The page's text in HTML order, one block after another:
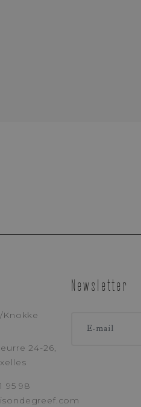
/Knokke
24-26,
95 98
Newsletter